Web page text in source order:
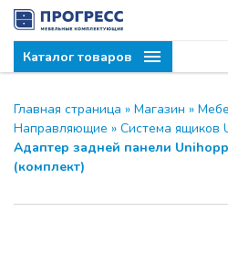
Каталог товаров
Главная страница » Магазин »
Направляющие » Система ящиков
Адаптер задней панели
(комплект)
Компания
приглашает